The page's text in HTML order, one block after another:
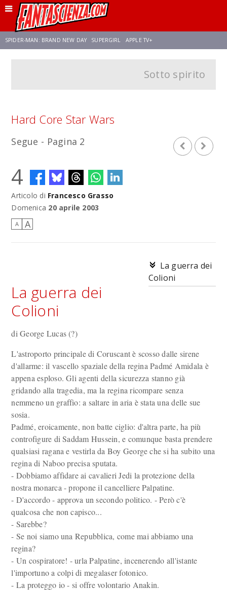
SPIDER-MAN: BRAND NEW DAY SUPERGIRL APPLE TV+
AVENGERS: DOOMSDAY
Sotto spirito
Hard Core Star Wars
Segue - Pagina 2
4
Articolo di Francesco Grasso
Domenica 20 aprile 2003
A A
La guerra dei
Colioni
La guerra dei
Colioni
di George Lucas (?)
L'astroporto principale di Coruscant è scosso dalle sirene
d'allarme: il vascello spaziale della regina Padmé Amidala è
appena esploso. Gli agenti della sicurezza stanno già
gridando alla tragedia, ma la regina ricompare senza
nemmeno un graffio: a saltare in aria è stata una delle sue
sosia.
Padmé, eroicamente, non batte ciglio: d'altra parte, ha più
controfigure di Saddam Hussein, e comunque basta prendere
qualsiasi ragana e vestirla da Boy George che si ha subito una
regina di Naboo precisa sputata.
- Dobbiamo affidare ai cavalieri Jedi la protezione della
nostra monarca - propone il cancelliere Palpatine.
- D'accordo - approva un secondo politico. - Però c'è
qualcosa che non capisco...
- Sarebbe?
- Se noi siamo una Repubblica, come mai abbiamo una
regina?
- Un cospiratore! - urla Palpatine, incenerendo all'istante
l'importuno a colpi di megalaser fotonico.
- La proteggo io - si offre volontario Anakin.